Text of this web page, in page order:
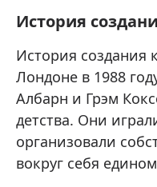
История
История создания
Лондоне в 1988
Албарн и Грэм
детства. Они
организовали
вокруг себя